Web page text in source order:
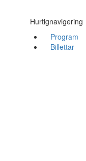
Hurtignavigering
Program
Billettar